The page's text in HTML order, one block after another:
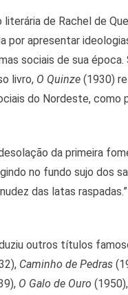
literária de Rachel de
por apresentar
sociais de sua época.
livro, O Quinze (1930)
do Nordeste, como
da primeira
no fundo sujo dos
das latas
outros títulos
Caminho de Pedras
O Galo de Ouro